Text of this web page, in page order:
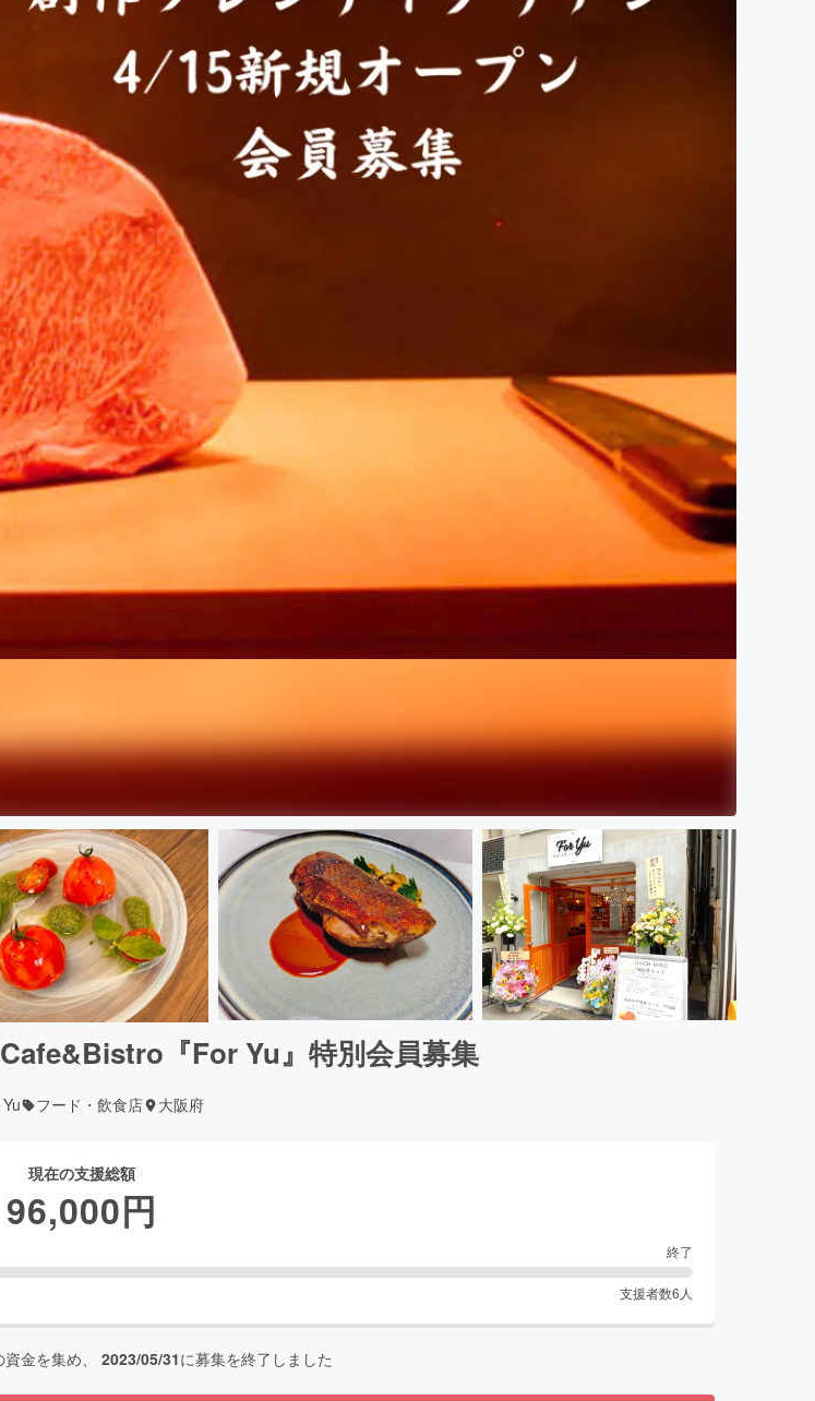
『For Yu』特別会員募集
フード・飲食店 大阪府
現在の支援総額
96,000円
終了
支援者数6人
資金を集め、 2023/05/31に募集を終了しました